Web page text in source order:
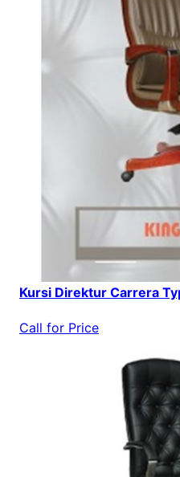
Kursi Direktur Carrera
Call for Price